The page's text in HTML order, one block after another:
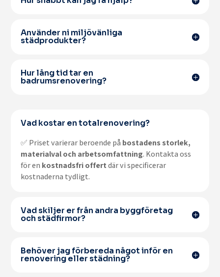
Använder ni miljövänliga
städprodukter?
Hur lång tid tar en
badrumsrenovering?
Vad kostar en totalrenovering?
✅ Priset varierar beroende på bostadens storlek,
materialval och arbetsomfattning. Kontakta oss
för en kostnadsfri offertdär vi specificerar
kostnaderna tydligt.
Vad skiljer er från andra byggföretag
och städfirmor?
Behöver jag förbereda något inför en
renovering eller städning?